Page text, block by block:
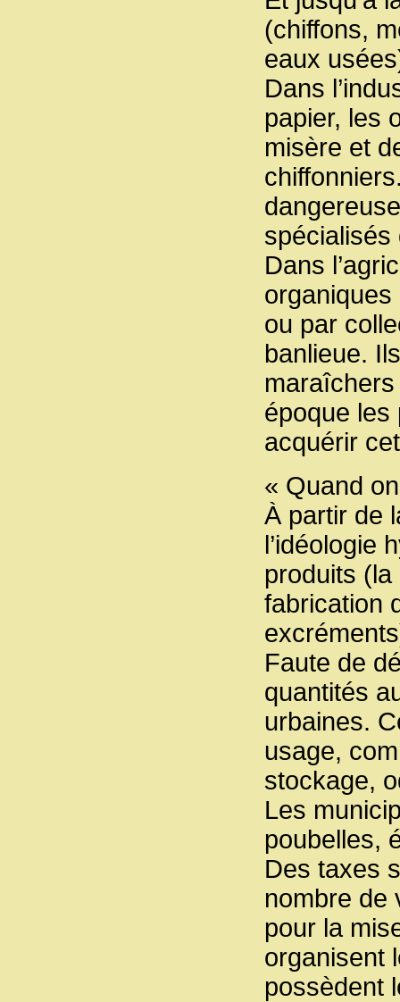
(chiffons,
eaux
Dans
papier, les
misère et
spécialisés
Dans
ou par
banlieue.
époque les
acquérir
« Quand
À partir de
l’idéologie
produits
fabrication
Faute de
quantités
urbaines.
usage,
stockage,
Les
poubelles,
Des taxes
nombre de
pour la
organisent
possèdent